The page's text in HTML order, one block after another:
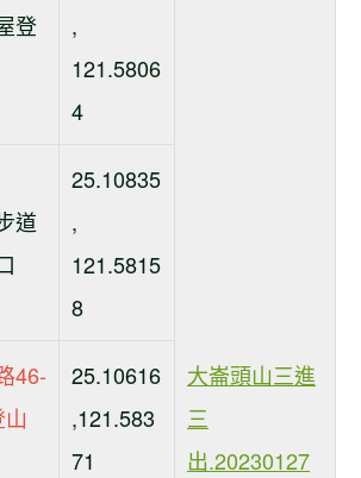
登
,
121.5806
4
大崙頭山三進
三
出.20230127
道
25.10835
,
121.5815
8
46-
25.10616
,121.583
71